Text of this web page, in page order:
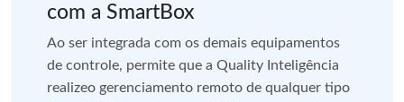
com a SmartBox
Ao ser integrada com os demais equipamentos
de controle, permite que a Quality Inteligência
realizeo gerenciamento remoto de qualquer tipo